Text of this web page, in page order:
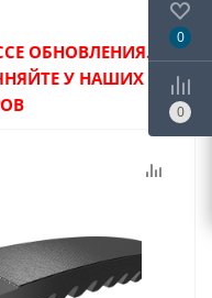
ОБНОВЛЕНИЯ.
У НАШИХ
0
0